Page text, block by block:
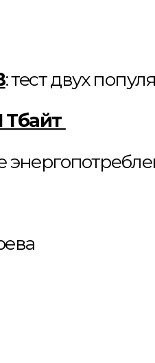
: тест двух
Тбайт